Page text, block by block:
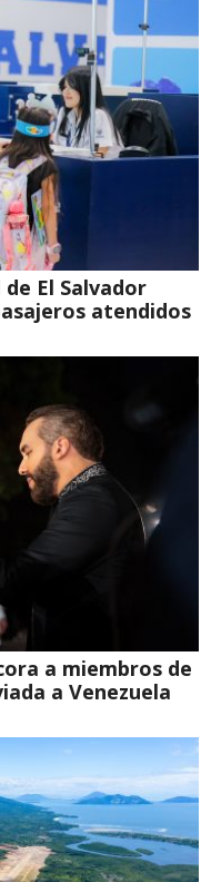
El Salvador
atendidos
a miembros de
a Venezuela